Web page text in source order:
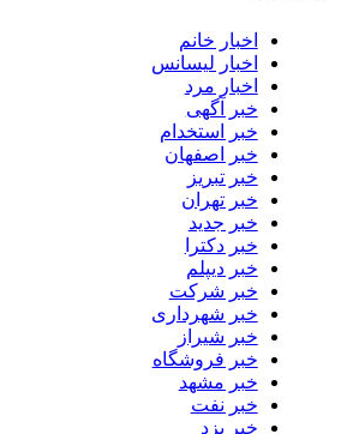
اخبار خانم
اخبار لیسانس
اخبار مرد
خبر آگهی
خبر استخدام
خبر اصفهان
خبر تبریز
خبر تهران
خبر جدید
خبر دکترا
خبر دیپلم
خبر شرکت
خبر شهرداری
خبر شیراز
خبر فروشگاه
خبر مشهد
خبر نفت
خبر یزد